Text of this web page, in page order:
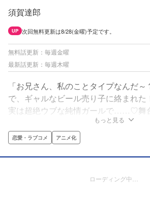
須賀達郎
UP 次回無料更新は8/28(金曜)予定です。
無料話更新：毎週金曜
最新話更新：毎週木曜
「お兄さん、私のことタイプなんだ
で、ギャルなビール売り子に絡まれた
実は超絶ウブな純情ガールで……♡舞
球の球場！ 日々たくさんの人が集まり
い、人間ドラマが生まれるこの場所は
「町」のよう！ さあ、あなたもボール
になりませんか！？
もっと見る
恋愛・ラブコメ アニメ化
ローディング中…